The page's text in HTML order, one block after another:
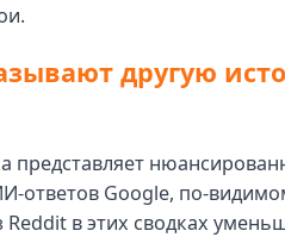
другую
представляет
ответов Google, по-
в этих сводках